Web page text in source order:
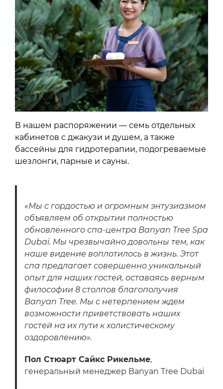
В нашем распоряжении — семь отдельных
кабинетов с джакузи и душем, а также
бассейны для гидротерапии, подогреваемые
шезлонги, парные и сауны.
«Мы с гордостью и огромным энтузиазмом
объявляем об открытии полностью
обновленного спа-центра Banyan Tree Spa
Dubai. Мы чрезвычайно довольны тем, как
наше видение воплотилось в жизнь. Этот
спа предлагает совершенно уникальный
опыт для наших гостей, оставаясь верным
философии 8 столпов благополучия
Banyan Tree. Мы с нетерпением ждем
возможности приветствовать наших
гостей на их пути к холистическому
оздоровлению».
Пол Стюарт Сайкс Рикельме,
генеральный менеджер Banyan Tree Dubai